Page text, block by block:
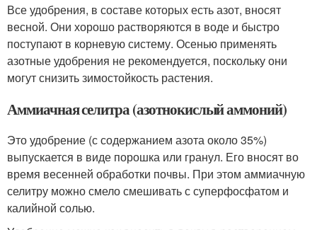
Все удобрения, в составе которых есть азот, вносят
весной. Они хорошо растворяются в воде и быстро
поступают в корневую систему. Осенью применять
азотные удобрения не рекомендуется, поскольку они
могут снизить зимостойкость растения.
Аммиачная селитра (азотнокислый аммоний)
Это удобрение (с содержанием азота около 35%)
выпускается в виде порошка или гранул. Его вносят во
время весенней обработки почвы. При этом аммиачную
селитру можно смело смешивать с суперфосфатом и
калийной солью.